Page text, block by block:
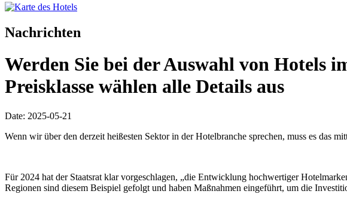
Nachrichten
Werden Sie bei der Auswahl von Hotels
Preisklasse wählen alle Details aus
Date: 2025-05-21
Wenn wir über den derzeit heißesten Sektor in der Hotelbranche sprechen, muss es das
Für 2024 hat der Staatsrat klar vorgeschlagen, „die Entwicklung hochwertiger
Regionen sind diesem Beispiel gefolgt und haben Maßnahmen eingeführt, um die